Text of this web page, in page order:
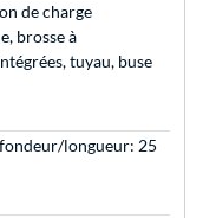
de charge
brosse à
tuyau, buse
longueur: 25